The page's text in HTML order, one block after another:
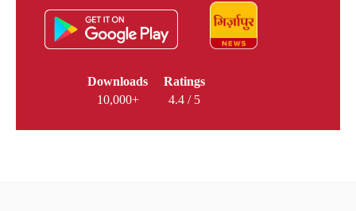
Downloads
10,000+
Ratings
4.4 / 5